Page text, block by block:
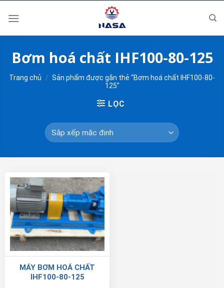
Bơm hoá chất IHF100-80-125
Trang chủ / Sản phẩm được gắn thẻ “Bơm hoá chất IHF100-80-
125”
LỌC
MÁY BƠM HOÁ CHẤT
IHF100-80-125